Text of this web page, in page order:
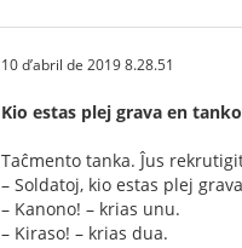
10 d’abril de 2019 8.28.51
Kio estas plej grava en
Taĉmento tanka. Ĵus
– Soldatoj, kio estas plej
– Kanono! – krias unu.
– Kiraso! – krias dua.